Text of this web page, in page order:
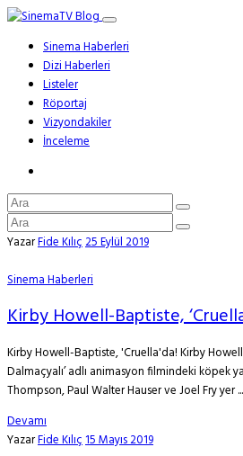
Sinema Haberleri
Dizi Haberleri
Listeler
Röportaj
Vizyondakiler
İnceleme
YazarFide Kılıç25 Eylül 2019
Sinema Haberleri
Kirby Howell-Baptiste,
Kirby Howell-Baptiste, 'Cruella'da! Kirby
Dalmaçyalı’ adlı animasyon filmindeki köpek
Thompson, Paul Walter Hauser ve Joel Fry yer ...
Devamı
YazarFide Kılıç15 Mayıs 2019